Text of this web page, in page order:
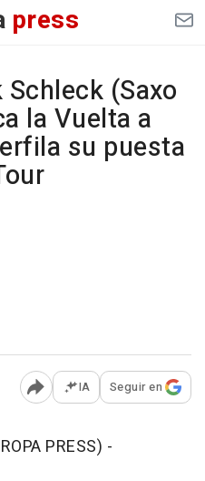
press
(Saxo
la Vuelta a
su puesta
Abrir opciones para
IA Seguir en
PRESS) -